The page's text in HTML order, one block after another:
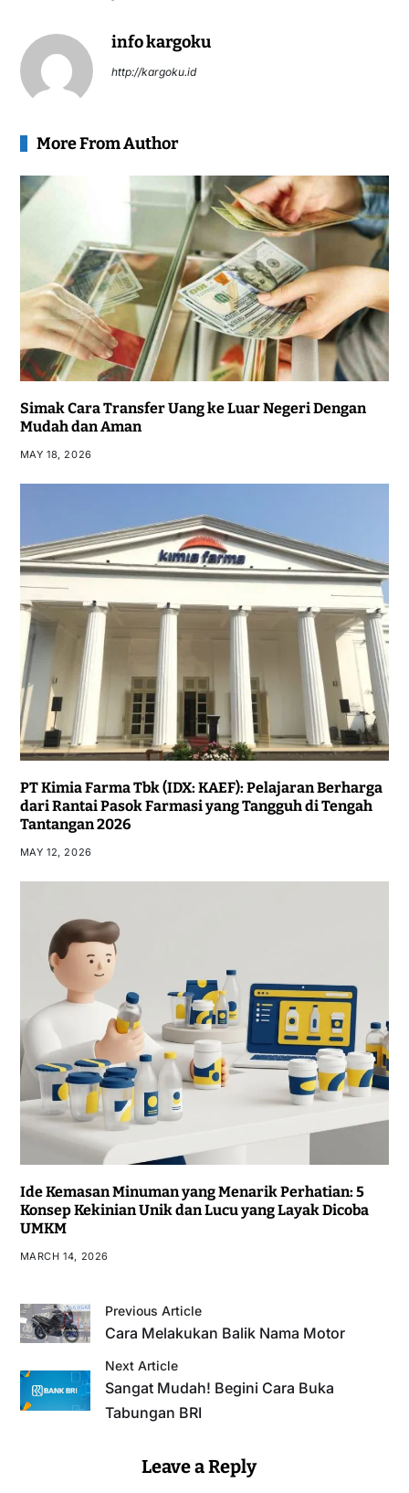
info kargoku
http://kargoku.id
More From Author
Simak Cara Transfer Uang ke Luar Negeri Dengan
Mudah dan Aman
MAY 18, 2026
PT Kimia Farma Tbk (IDX: KAEF): Pelajaran Berharga
dari Rantai Pasok Farmasi yang Tangguh di Tengah
Tantangan 2026
MAY 12, 2026
Ide Kemasan Minuman yang Menarik Perhatian: 5
Konsep Kekinian Unik dan Lucu yang Layak Dicoba
UMKM
MARCH 14, 2026
Previous Article
Cara Melakukan Balik Nama Motor
Next Article
Sangat Mudah! Begini Cara Buka
Tabungan BRI
Leave a Reply